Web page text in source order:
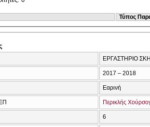
Τύπος
ΕΡΓΑΣΤΗΡΙΟ
2017 – 2018
Εαρινή
Περικλής
6